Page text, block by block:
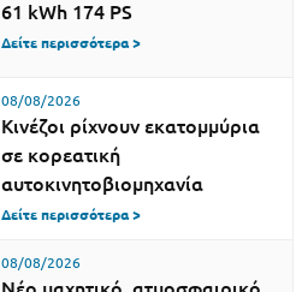
61 kWh 174 PS
Δείτε περισσότερα >
08/08/2026
Κινέζοι ρίχνουν εκατομμύρια
σε κορεατική
αυτοκινητοβιομηχανία
Δείτε περισσότερα >
08/08/2026